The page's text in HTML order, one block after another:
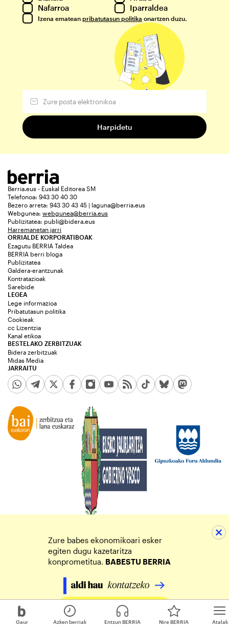
Gaur Atalak
Azken berriak Entzun BERRIA Nire BERRIA
Nafarroa
Iparraldea
Izena ematean pribatutasun politika onartzen duzu.
Berria.eus - Euskal Editorea SM
Telefonoa: 943 30 40 30
Bezero arreta: 943 30 43 45 | laguna@berria.eus
Webgunea: webgunea@berria.eus
Publizitatea: publi@bidera.eus
Harremanetan jarri
ORRIALDE KORPORATIBOAK
Ezagutu BERRIA Taldea
BERRIA berri bloga
Publizitatea
Galdera-erantzunak
Kontratazioak
Sarebide
JARRAITU
LEGEA
Lege informazioa
Pribatutasun politika
Cookieak
cc Lizentzia
Kanal etikoa
BESTELAKO ZERBITZUAK
Bidera zerbitzuak
Midas Media
Zure babes ekonomikoari esker
egiten dugu kazetaritza
konprometitua. BABESTU BERRIA
Egin zure ekarpena